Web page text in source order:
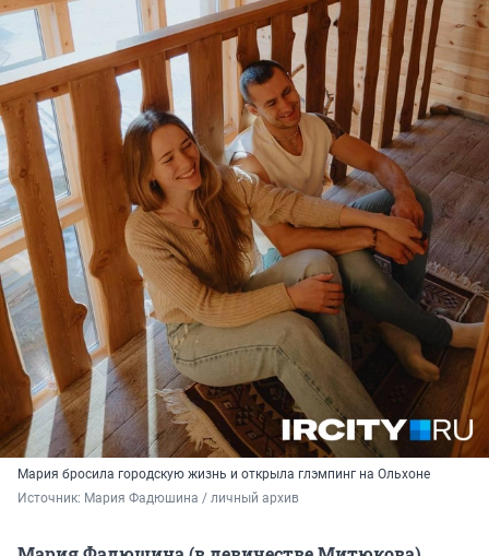
Мария бросила городскую жизнь и открыла глэмпинг на Ольхоне
Источник: Мария Фадюшина / личный архив